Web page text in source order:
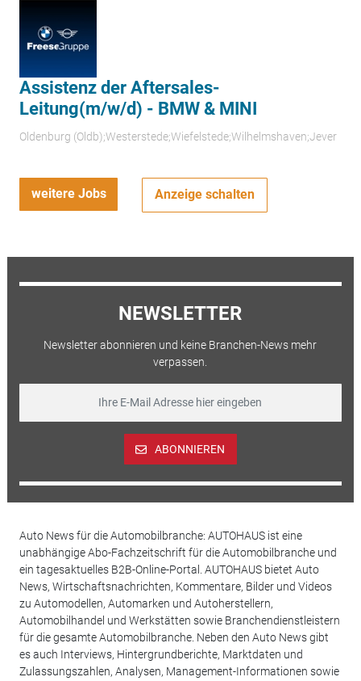
Assistenz der Aftersales-
Leitung(m/w/d) - BMW & MINI
Oldenburg (Oldb);Westerstede;Wiefelstede;Wilhelmshaven;Jever
weitere Jobs Anzeige schalten
NEWSLETTER
Newsletter abonnieren und keine Branchen-News mehr
verpassen.
ABONNIEREN
Auto News für die Automobilbranche: AUTOHAUS ist eine
unabhängige Abo-Fachzeitschrift für die Automobilbranche und
ein tagesaktuelles B2B-Online-Portal. AUTOHAUS bietet Auto
News, Wirtschaftsnachrichten, Kommentare, Bilder und Videos
zu Automodellen, Automarken und Autoherstellern,
Automobilhandel und Werkstätten sowie Branchendienstleistern
für die gesamte Automobilbranche. Neben den Auto News gibt
es auch Interviews, Hintergrundberichte, Marktdaten und
Zulassungszahlen, Analysen, Management-Informationen sowie